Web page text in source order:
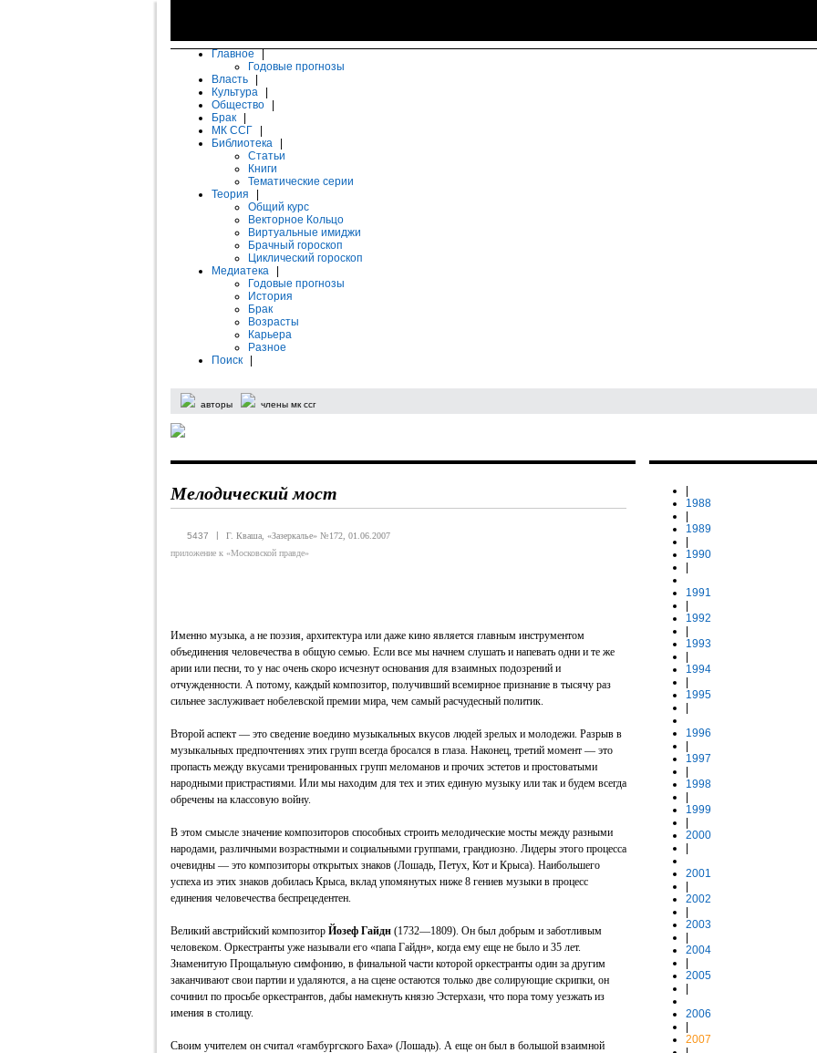
Главное
Годовые прогнозы
Власть
Культура
Общество
Брак
МК ССГ
Библиотека
Статьи
Книги
Тематические серии
Теория
Общий курс
Векторное Кольцо
Виртуальные имиджи
Брачный гороскоп
Циклический гороскоп
Медиатека
Годовые прогнозы
История
Брак
Возрасты
Карьера
Разное
Поиск
авторы члены мк ссг
Мелодический мост
5437 |
Г. Кваша, «Зазеркалье» №172, 01.06.2007
приложение к «Московской правде»
Именно музыка, а не поэзия, архитектура или даже кино является главным инструментом
объединения человечества в общую семью. Если все мы начнем слушать и напевать одни и те же
арии или песни, то у нас очень скоро исчезнут основания для взаимных подозрений и
отчужденности. А потому, каждый композитор, получивший всемирное признание в тысячу раз
сильнее заслуживает нобелевской премии мира, чем самый расчудесный политик.
Второй аспект — это сведение воедино музыкальных вкусов людей зрелых и молодежи. Разрыв в
музыкальных предпочтениях этих групп всегда бросался в глаза. Наконец, третий момент — это
пропасть между вкусами тренированных групп меломанов и прочих эстетов и простоватыми
народными пристрастиями. Или мы находим для тех и этих единую музыку или так и будем всегда
обречены на классовую войну.
В этом смысле значение композиторов способных строить мелодические мосты между разными
народами, различными возрастными и социальными группами, грандиозно. Лидеры этого процесса
очевидны — это композиторы открытых знаков (Лошадь, Петух, Кот и Крыса). Наибольшего
успеха из этих знаков добилась Крыса, вклад упомянутых ниже 8 гениев музыки в процесс
единения человечества беспрецедентен.
Великий австрийский композитор Йозеф Гайдн (1732—1809). Он был добрым и заботливым
человеком. Оркестранты уже называли его «папа Гайдн», когда ему еще не было и 35 лет.
Знаменитую Прощальную симфонию, в финальной части которой оркестранты один за другим
заканчивают свои партии и удаляются, а на сцене остаются только две солирующие скрипки, он
сочинил по просьбе оркестрантов, дабы намекнуть князю Эстерхази, что пора тому уезжать из
имения в столицу.
Своим учителем он считал «гамбургского Баха» (Лошадь). А еще он был в большой взаимной
1988
1989
1990
1991
1992
1993
1994
1995
1996
1997
1998
1999
2000
2001
2002
2003
2004
2005
2006
2007